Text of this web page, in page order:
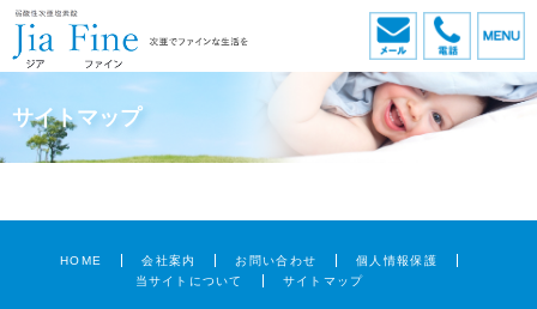
電話
メール
サイトマップ
HOME 会社案内 お問い合わせ
個人情報保護
当サイトについて
サイトマップ